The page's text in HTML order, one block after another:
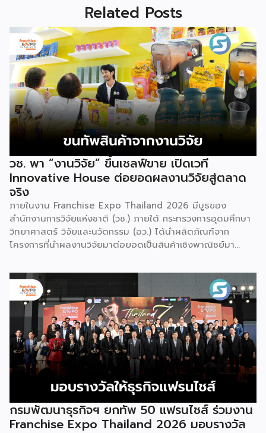
Related Posts
วช. พา “งานวิจัย” ขึ้นเชลฟ์ขาย เปิดเวที
Innovative House ต่อยอดผลงานวิจัยสู่ตลาด
จริง
ภายในงาน Franchise Expo Thailand 2026 มีบูธของ
สำนักงานการวิจัยแห่งชาติ (วช.) ภายใต้ กระทรวงการอุดมศึกษา
วิทยาศาสตร์ วิจัยและนวัตกรรม (อว.) ได้นำผลิตภัณฑ์จาก
โครงการที่นำผลงานวิจัยมาต่อยอดเป็นสินค้าเชิงพาณิชย์มา
มีภารกิจหลัก คือการให้ทุนวิจัย ดูแลเรื่องการวิจัยในภาพรวม รวม
ถึงการให้รางวัล และสนับสนุนนักวิจัย ตั้งแต่ระดับเยาวชนไปจนถึง
นักวิจัยอาวุโส แน่นอนว่านี่เป็นหน่วยงานผู้อยู่เบื้องหลังงานวิจัย
ไทยตั้งแต่ต้นน้ำยันปลายน้ำ กิจกรรมที่นำมาจัดแสดงในบูธ
ครั้งนี้เป็นส่วนหนึ่งของทุนที่ วช. สนับสนุนภายใต้ชุดโครงการ
Innovative House ซึ่งมีเป้าหมายชัดเจน คือการแนะแนวและ
สนับสนุนให้ผู้ประกอบการนำนวัตกรรมที่ต่อยอดมาจากงานวิจัย
ไปพัฒนาต่อจนสามารถขายได้จริงในเชิงพาณิชย์ ไม่ใช่แค่งาน
วิจัยที่อยู่ในห้องแล็บ โดยสินค้าที่นำมาโชว์ในบูธจึงเป็นผลิตภัณฑ์
ที่ “พร้อมขาย” แล้วจริงๆ บางแบรนด์ขายออนไลน์ บางแบรนด์
ขายเฉพาะหน้าร้าน นอกจากนี้ ยังมีการสาธิตนำผลิตภัณฑ์ไป
แปรรูปเป็นเมนูอาหาร-เครื่องดื่มให้ผู้ร่วมงานเห็นวิธีใช้งานจริง
โดยนำ ‘น้ำผึ้ง’ ที่ไม่ได้นำมาวางขายแบบเดิม ๆ แต่แปรรูปเป็น
กรมพัฒนาธุรกิจฯ ยกทัพ 50 แฟรนไชส์ ร่วมงาน
Franchise Expo Thailand 2026 มอบรางวัล